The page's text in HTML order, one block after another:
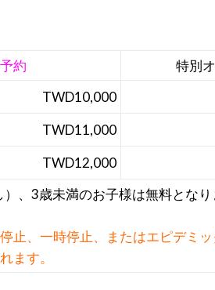
約
特別
TWD10,000
TWD11,000
TWD12,000
、3歳未満のお子様は無料となり
止、一時停止、またはエピデミ
ます。